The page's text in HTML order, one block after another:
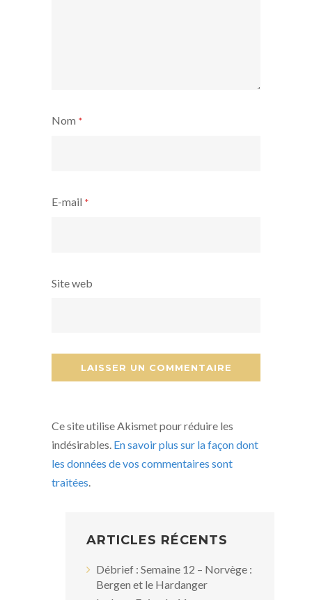
Nom *
E-mail *
Site web
Ce site utilise Akismet pour réduire les
indésirables. En savoir plus sur la façon dont
les données de vos commentaires sont
traitées.
ARTICLES RÉCENTS
Débrief : Semaine 12 – Norvège :
Bergen et le Hardanger